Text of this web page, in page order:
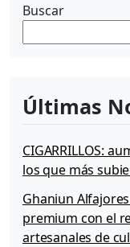
Buscar
Últimas
CIGARRILLOS:
los que más
Ghaniun
premium con el
artesanales de